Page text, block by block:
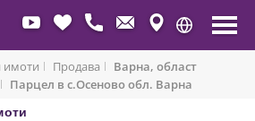
имоти Продава
Варна, област
Парцел в с.Осеново обл. Варна